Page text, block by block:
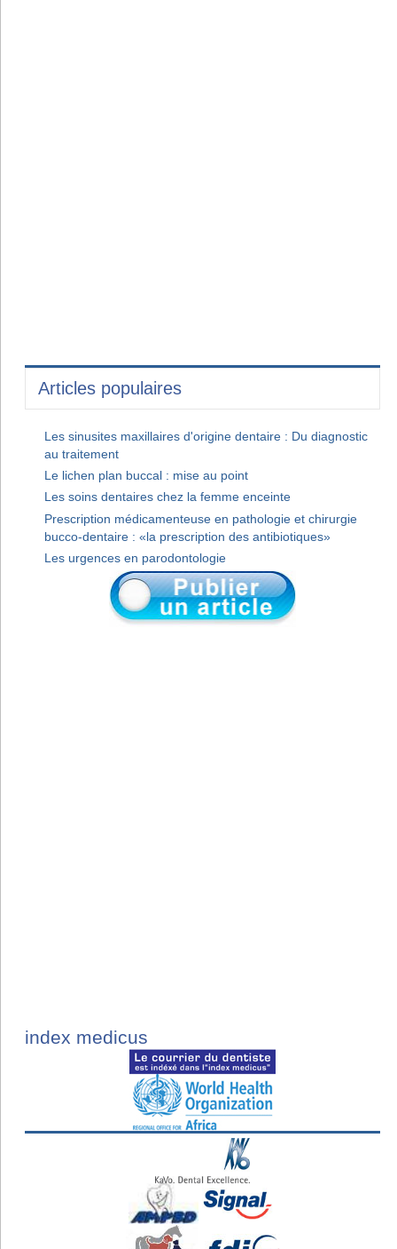
Articles populaires
Les sinusites maxillaires d'origine dentaire : Du diagnostic
au traitement
Le lichen plan buccal : mise au point
Les soins dentaires chez la femme enceinte
Prescription médicamenteuse en pathologie et chirurgie
bucco-dentaire : «la prescription des antibiotiques»
Les urgences en parodontologie
index medicus